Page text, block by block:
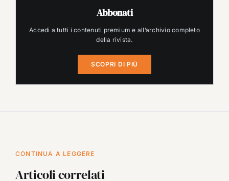
Abbonati
Accedi a tutti i contenuti premium e all’archivio completo
della rivista.
SCOPRI DI PIÙ
CONTINUA A LEGGERE
Articoli correlati